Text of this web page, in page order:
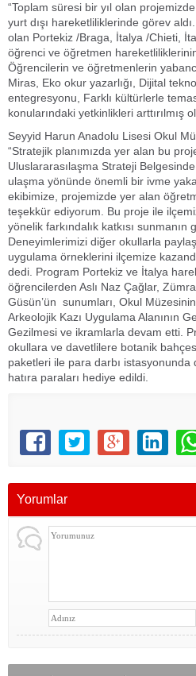
“Toplam süresi bir yıl olan
yurt dışı hareketliliklerinde görev
olan Portekiz /Braga, İtalya /Chieti,
öğrenci ve öğretmen hareketliliklerinin
Öğrencilerin ve öğretmenlerin
Miras, Eko okur yazarlığı, Dijital
entegresyonu, Farklı kültürlerle
konularındaki yetkinlikleri arttırılmış
Seyyid Harun Anadolu Lisesi Okul
“Stratejik planımızda yer alan bu
Uluslararasılaşma Strateji
ulaşma yönünde önemli bir ivme
ekibimize, projemizde yer alan
teşekkür ediyorum. Bu proje ile
yönelik farkındalık katkısı sunmanın
Deneyimlerimizi diğer okullarla
uygulama örneklerini ilçemize
dedi. Program Portekiz ve İtalya
öğrencilerden Aslı Naz Çağlar,
Güsün’ün sunumları, Okul
Arkeolojik Kazı Uygulama Alanının
Gezilmesi ve ikramlarla devam etti.
okullara ve davetlilere botanik
paketleri ile para darbı
hatıra paraları hediye edildi.
Yorumlar